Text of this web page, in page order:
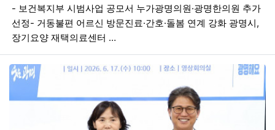
- 보건복지부 시범사업 공모서 누가광명의원·광명한의원 추가
선정- 거동불편 어르신 방문진료·간호·돌봄 연계 강화 광명시,
장기요양 재택의료센터 …